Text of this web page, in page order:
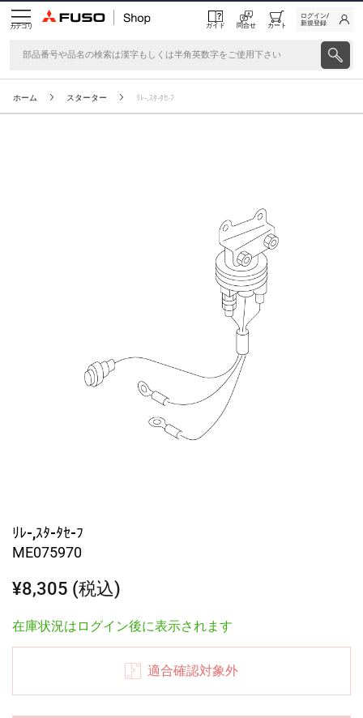
カテゴリ ガイド 問合せ カート
ログイン/
新規登録
ホーム スターター ﾘﾚ-,ｽﾀ-ﾀｾ-ﾌ
ﾘﾚ-,ｽﾀ-ﾀｾ-ﾌ
ME075970
¥8,305 (税込)
在庫状況はログイン後に表示されます
適合確認対象外